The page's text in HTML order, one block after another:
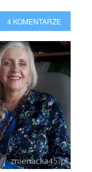
4 KOMENTARZE